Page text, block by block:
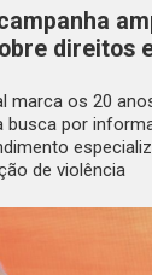
direitos
marca os 20
busca por
de violência